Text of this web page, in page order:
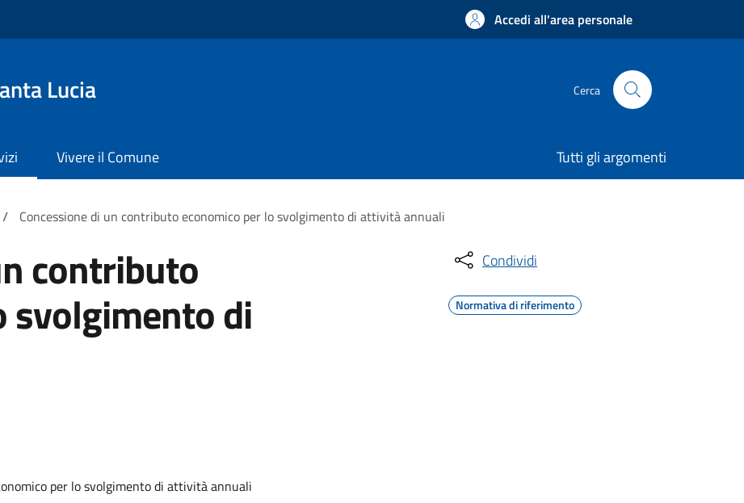
Accedi all'area personale
Lucia Cerca
Vivere il Comune Tutti gli argomenti
/ Concessione di un contributo economico per lo svolgimento di attività annuali
contributo
svolgimento di
per lo svolgimento di attività annuali
Condividi
Normativa di riferimento